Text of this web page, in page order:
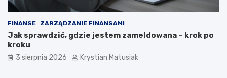
FINANSE ZARZĄDZANIE FINANSAMI
Jak sprawdzić, gdzie jestem zameldowana – krok po
kroku
3 sierpnia 2026 Krystian Matusiak